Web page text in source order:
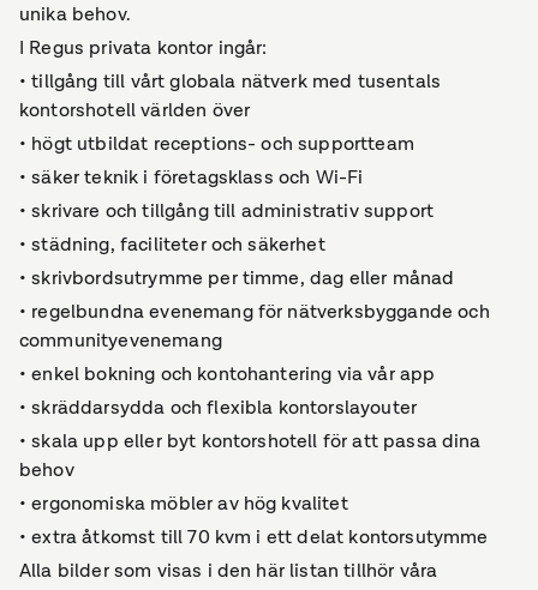
unika behov.
I Regus privata kontor ingår:
• tillgång till vårt globala nätverk med tusentals
kontorshotell världen över
• högt utbildat receptions- och supportteam
• säker teknik i företagsklass och Wi-Fi
• skrivare och tillgång till administrativ support
• städning, faciliteter och säkerhet
• skrivbordsutrymme per timme, dag eller månad
• regelbundna evenemang för nätverksbyggande och
communityevenemang
• enkel bokning och kontohantering via vår app
• skräddarsydda och flexibla kontorslayouter
• skala upp eller byt kontorshotell för att passa dina
behov
• ergonomiska möbler av hög kvalitet
• extra åtkomst till 70 kvm i ett delat kontorsutymme
Alla bilder som visas i den här listan tillhör våra